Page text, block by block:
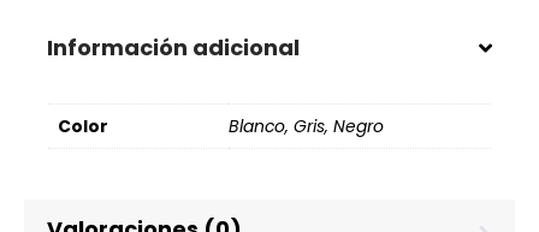
Información adicional
Color Blanco, Gris, Negro